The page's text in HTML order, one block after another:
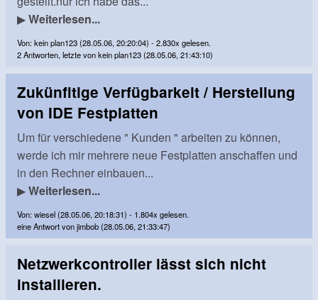
▶Weiterlesen...
Von: kein plan123 (28.05.06, 20:20:04) - 2.830x gelesen.
2 Antworten, letzte von kein plan123 (28.05.06, 21:43:10)
Zukünfitige Verfügbarkeit / Herstellung
von IDE Festplatten
Um für verschiedene " Kunden " arbeiten zu können,
werde ich mir mehrere neue Festplatten anschaffen und
in den Rechner einbauen...
▶Weiterlesen...
Von: wiesel (28.05.06, 20:18:31) - 1.804x gelesen.
eine Antwort von jimbob (28.05.06, 21:33:47)
Netzwerkcontroller lässt sich nicht
installieren.